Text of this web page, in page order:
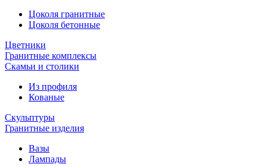
Цоколя гранитные
Цоколя бетонные
Цветники
Гранитные комплексы
Cкамьи и столики
Из профиля
Кованые
Скульптуры
Гранитные изделия
Вазы
Лампады